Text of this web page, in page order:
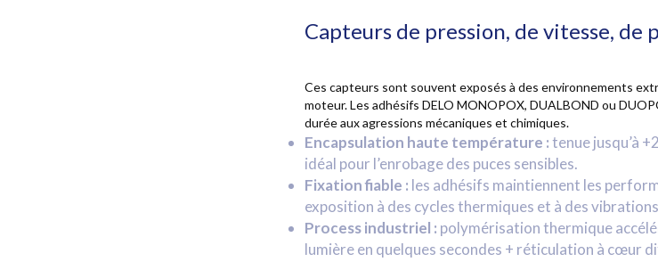
Capteurs de pression, de vitesse, de
Ces capteurs sont souvent exposés à des environnements
moteur. Les adhésifs DELO MONOPOX, DUALBOND ou
durée aux agressions mécaniques et chimiques.
Encapsulation haute température :tenue jusqu’à
idéal pour l’enrobage des puces sensibles.
Fixation fiable : les adhésifs maintiennent les
exposition à des cycles thermiques et à des
Process industriel : polymérisation thermique
lumière en quelques secondes + réticulation à cœur